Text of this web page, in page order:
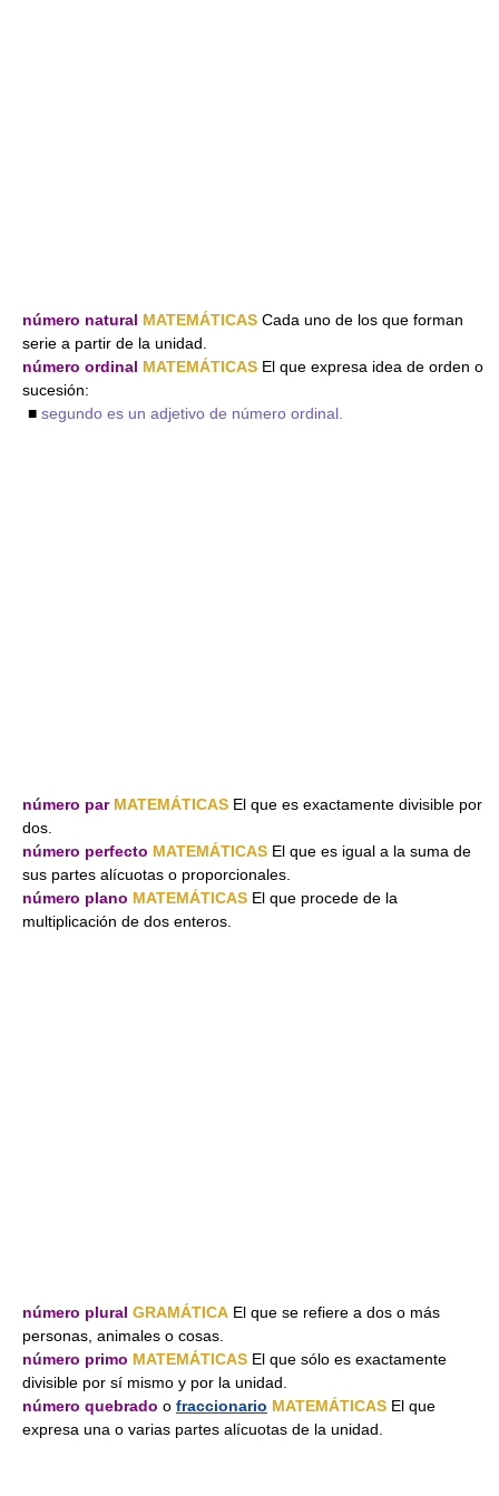
número natural MATEMÁTICAS Cada uno de los que forman
serie a partir de la unidad.
número ordinal MATEMÁTICAS El que expresa idea de orden o
sucesión:
■ segundo es un adjetivo de número ordinal.
número par MATEMÁTICAS El que es exactamente divisible por
dos.
número perfecto MATEMÁTICAS El que es igual a la suma de
sus partes alícuotas o proporcionales.
número plano MATEMÁTICAS El que procede de la
multiplicación de dos enteros.
número plural GRAMÁTICA El que se refiere a dos o más
personas, animales o cosas.
número primo MATEMÁTICAS El que sólo es exactamente
divisible por sí mismo y por la unidad.
número quebrado o fraccionario MATEMÁTICAS El que
expresa una o varias partes alícuotas de la unidad.